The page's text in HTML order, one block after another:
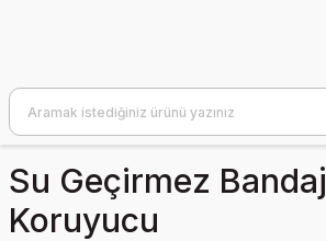
Su Geçirmez Bandaj
Koruyucu